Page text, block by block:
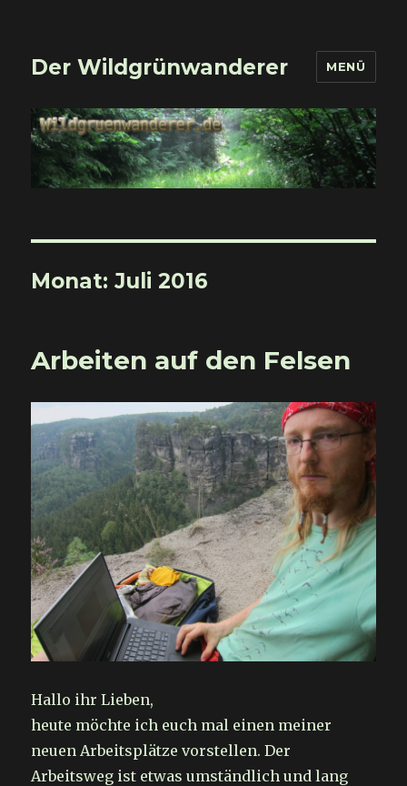
Der Wildgrünwanderer MENÜ
Monat:Juli 2016
Arbeiten auf den Felsen
Hallo ihr Lieben,
heute möchte ich euch mal einen meiner
neuen Arbeitsplätze vorstellen. Der
Arbeitsweg ist etwas umständlich und lang